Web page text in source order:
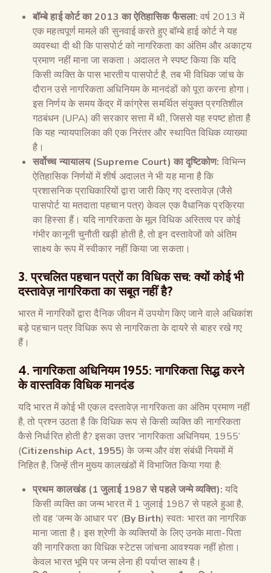
बॉम्बे हाई कोर्ट का2013 का ऐतिहासिक फैसला: वर्ष 2013 में
एक महत्वपूर्ण मामले की सुनवाई करते हुए बॉम्बे हाई कोर्ट ने यह
व्यवस्था दी थी कि पासपोर्ट को नागरिकता का अंतिम और अकाट्य
प्रमाण नहीं माना जा सकता। अदालत ने स्पष्ट किया कि यदि
किसी व्यक्ति के पास भारतीय पासपोर्ट है, तब भी विधिक जांच के
दौरान उसे नागरिकता अधिनियम के मानदंडों को पूरा करना होगा।
इस निर्णय के समय केंद्र में कांग्रेस समर्थित संयुक्त प्रगतिशील
गठबंधन (UPA) की सरकार सत्ता में थी, जिससे यह स्पष्ट होता है
कि यह न्यायपालिका की एक निरंतर और स्थापित विधिक व्याख्या
है।
सर्वोच्च न्यायालय (Supreme Court) का दृष्टिकोण: विभिन्न
ऐतिहासिक निर्णयों में शीर्ष अदालत ने भी यह माना है कि
प्रशासनिक प्राधिकारियों द्वारा जारी किए गए दस्तावेज़ (जैसे
पासपोर्ट या मतदाता पहचान पत्र) केवल एक वैधानिक प्रक्रिया
का हिस्सा हैं। यदि नागरिकता के मूल विधिक अस्तित्व पर कोई
गंभीर कानूनी चुनौती खड़ी होती है, तो इन दस्तावेजों को अंतिम
साक्ष्य के रूप में स्वीकार नहीं किया जा सकता।
3. प्रचलित पहचान पत्रों का विधिक सच: क्यों कोई भी
दस्तावेज़ नागरिकता का सबूत नहीं है?
भारत में नागरिकों द्वारा दैनिक जीवन में उपयोग किए जाने वाले अधिकांश
बड़े पहचान पत्र विधिक रूप से नागरिकता के दायरे से बाहर रखे गए
हैं।
4. नागरिकता अधिनियम 1955: नागरिकता सिद्ध करने
के वास्तविक विधिक मानदंड
यदि भारत में कोई भी एकल दस्तावेज़ नागरिकता का अंतिम प्रमाण नहीं
है, तो प्रश्न उठता है कि विधिक रूप से किसी व्यक्ति की नागरिकता
कैसे निर्धारित होती है? इसका उत्तर ‘नागरिकता अधिनियम, 1955’
(Citizenship Act, 1955) के जन्म और वंश संबंधी नियमों में
निहित है, जिन्हें तीन मुख्य कालखंडों में विभाजित किया गया है:
प्रथम कालखंड (1जुलाई1987से पहले जन्मे व्यक्ति): यदि
किसी व्यक्ति का जन्म भारत में 1 जुलाई 1987 से पहले हुआ है,
तो वह ‘जन्म के आधार पर’ (By Birth) स्वतः भारत का नागरिक
माना जाता है। इस श्रेणी के व्यक्तियों के लिए उनके माता-पिता
की नागरिकता का विधिक स्टेटस जांचना आवश्यक नहीं होता।
केवल भारत भूमि पर जन्म लेना ही पर्याप्त साक्ष्य है।